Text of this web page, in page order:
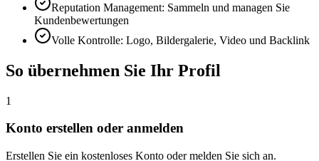
Reputation Management: Sammeln und managen Sie
Kundenbewertungen
Volle Kontrolle: Logo, Bildergalerie, Video und Backlink
So übernehmen Sie Ihr Profil
1
Konto erstellen oder anmelden
Erstellen Sie ein kostenloses Konto oder melden Sie sich an.